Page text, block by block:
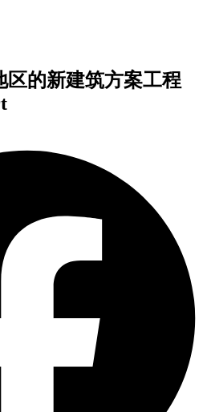
区的新建筑方案工程